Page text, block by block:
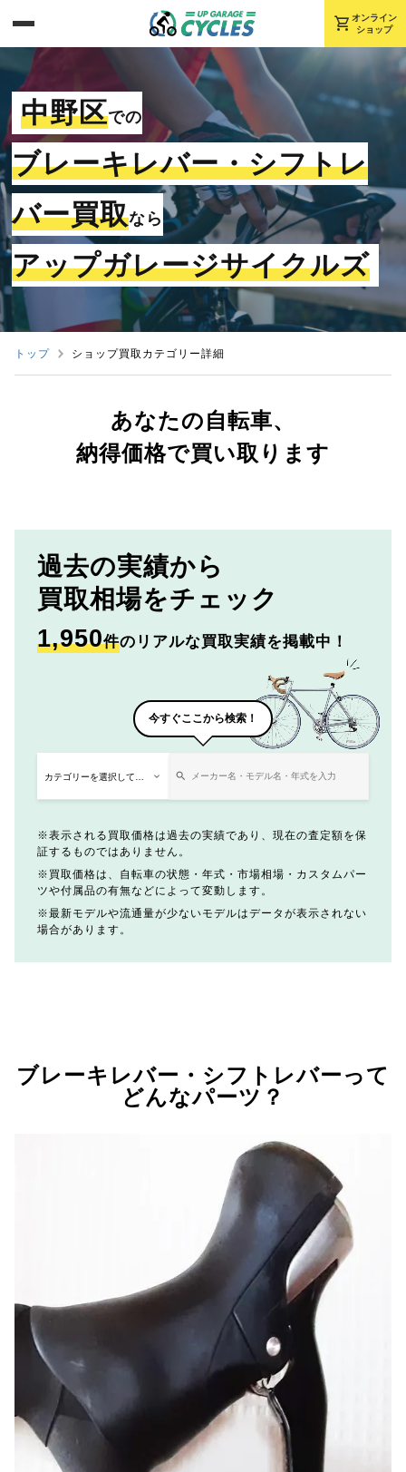
shopping_cart オンライン
ショップ
中野区での
ブレーキレバー・シフトレ
バー買取なら
アップガレージサイクルズ
トップ ショップ買取カテゴリー詳細
あなたの自転車、
納得価格で買い取ります
過去の実績から
買取相場をチェック
1,950件のリアルな買取実績を掲載中！
今すぐここから検索！
表示される買取価格は過去の実績であり、現在の査定額を保
証するものではありません。
買取価格は、自転車の状態・年式・市場相場・カスタムパー
ツや付属品の有無などによって変動します。
最新モデルや流通量が少ないモデルはデータが表示されない
場合があります。
ブレーキレバー・シフトレバーって
どんなパーツ？